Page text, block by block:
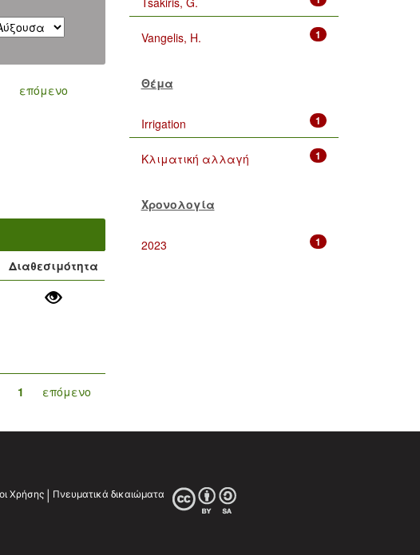
επόμενο
Διαθεσιμότητα
1 επόμενο
1
Vangelis, H.
Θέμα
1
Irrigation
1
Κλιματική αλλαγή
Χρονολογία
1
2023